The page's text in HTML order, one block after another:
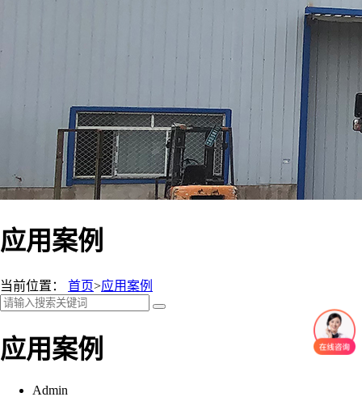
应用案例
当前位置： 首页>应用案例
应用案例
Admin